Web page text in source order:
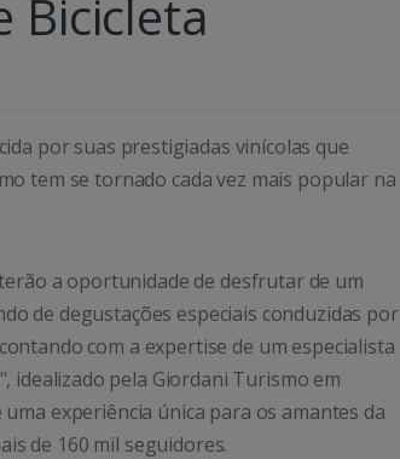
Bicicleta
por suas prestigiadas vinícolas que
tem se tornado cada vez mais popular na
a oportunidade de desfrutar de um
de degustações especiais conduzidas por
com a expertise de um especialista
", idealizado pela Giordani Turismo em
experiência única para os amantes da
de 160 mil seguidores.